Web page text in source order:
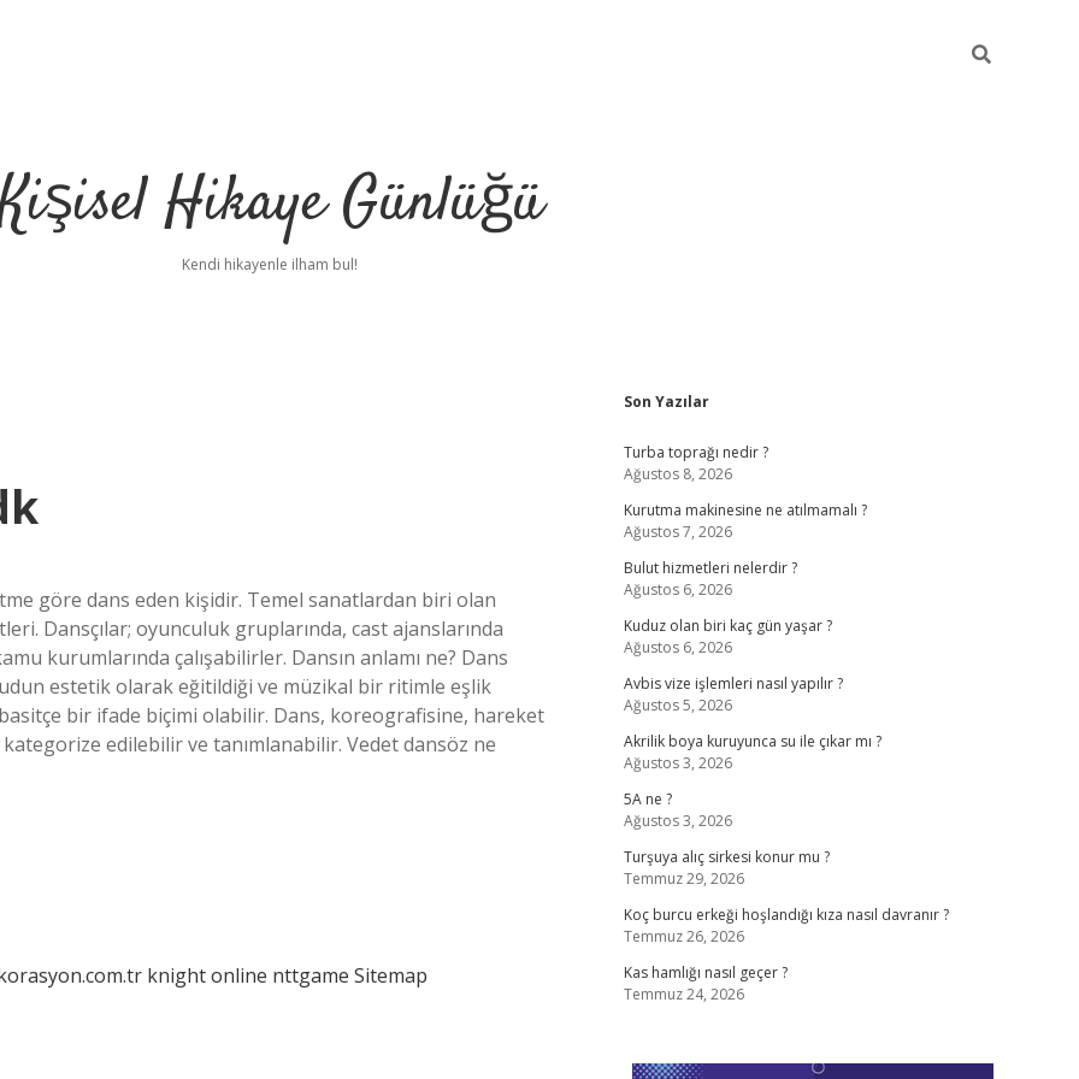
Hikaye Günlüğü
Kendi hikayenle ilham bul!
göre dans eden kişidir. Temel sanatlardan biri olan
Dansçılar; oyunculuk gruplarında, cast ajanslarında
kurumlarında çalışabilirler. Dansın anlamı ne? Dans
bir ifade biçimi olabilir. Dans, koreografisine, hareket
edilebilir ve tanımlanabilir. Vedet dansöz ne
knight online nttgame Sitemap
Sidebar
Son Yazılar
Turba toprağı nedir ?
Ağustos 8, 2026
Kurutma makinesine ne atılmamalı ?
Ağustos 7, 2026
Bulut hizmetleri nelerdir ?
Ağustos 6, 2026
Kuduz olan biri kaç gün yaşar ?
Ağustos 6, 2026
Avbis vize işlemleri nasıl yapılır ?
Ağustos 5, 2026
Akrilik boya kuruyunca su ile çıkar mı ?
Ağustos 3, 2026
5A ne ?
Ağustos 3, 2026
Turşuya alıç sirkesi konur mu ?
Temmuz 29, 2026
Koç burcu erkeği hoşlandığı kıza nasıl davranır ?
Temmuz 26, 2026
Kas hamlığı nasıl geçer ?
Temmuz 24, 2026